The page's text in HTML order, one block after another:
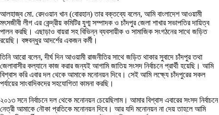
আলহাজ্ব মো. রেদওয়ান খান (বোরহান) তার বক্তব্যে বলেন, আমি বাংলাদেশ আওয়ামী
মৎসজীবী লীগ এর কেন্দ্রীয় কমিটির যুগ্ম সম্পাদক ও চাঁদপুর জেলা শাখার সভাপতির দায়িত্ব
পালন করছি। এছাড়াও বায়রা সহ বিভিন্ন ব্যবসায়ীক ও সামাজিক সংগঠনের সাথে জড়িত
রয়েছি। বঙ্গবন্ধুর আদর্শের একজন কর্মী।
তিনি আরো বলেন, দীর্ঘ দিন আওয়ামী রাজনীতির সাথে জড়িত থাকার সুবাদে চাঁদপুর তথা
জেলাবাসীর কল্যানে কাজ করার জন্যই আগামি জাতিয় সংসদ নির্বাচনে প্রার্থী হয়েছি। আমি
বিশ্বাস করি এবার দল থেকে আমাকে মনোনয়ন দিবে। সেই আমি লক্ষ্যে চাঁদপুরের সকল
পর্যায়ের সাংবাদিকদের সহযোগিতা কামনা করছি।
২০১৩ সনে নির্বাচনে দল থেকে মনোনয়ন চেয়েছিলাম। আমার বিশ্বাস এবারের সংসদ নির্বাচনে
নেত্রী আমাকে নৌকা প্রতিকে মনোনয়ন দিবে। আর যদি মনোনয়ন না দেয় তাহলে আমি